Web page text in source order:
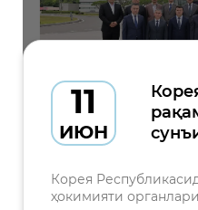
11
ИЮН
Корея
ҳокимияти